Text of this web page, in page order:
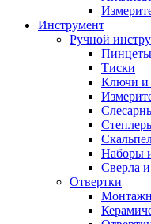
Инструмент
Ручной
Тиски
Ключи и
Наборы
Сверла
Отвертки